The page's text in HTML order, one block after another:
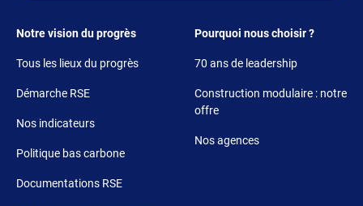
Footer 1
Notre vision du progrès
Tous les lieux du progrès
Démarche RSE
Nos indicateurs
Politique bas carbone
Documentations RSE
Footer 2
Pourquoi nous choisir ?
70 ans de leadership
Construction modulaire : notre
offre
Nos agences